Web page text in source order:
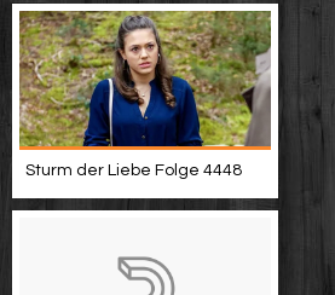
Sturm der Liebe Folge 4448